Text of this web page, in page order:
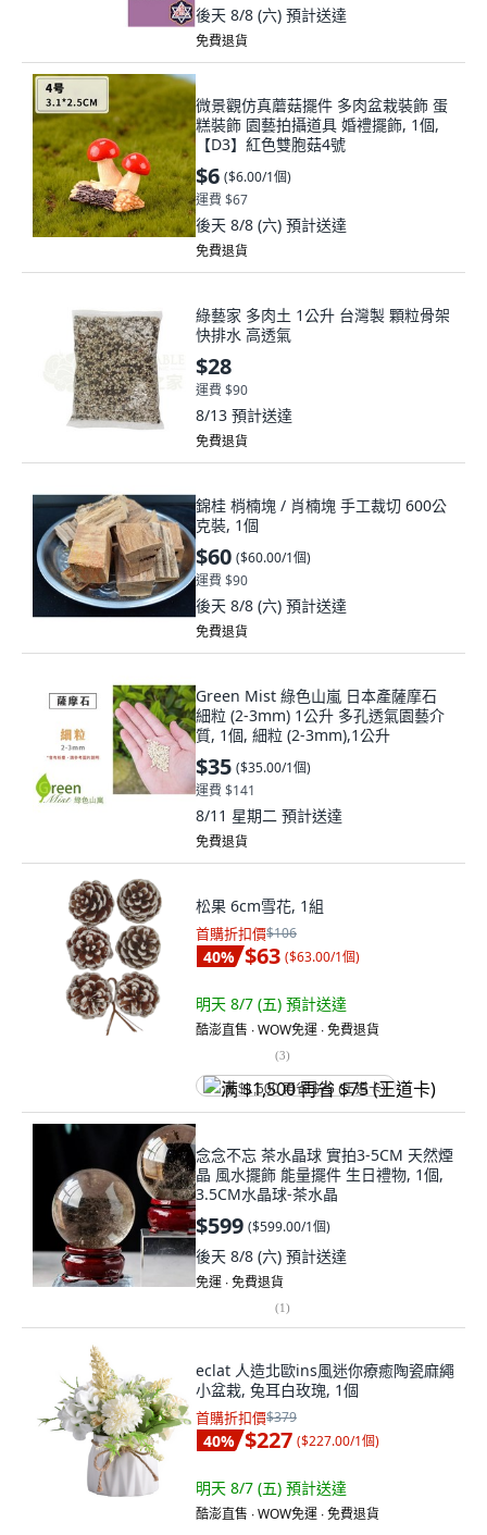
後天 8/8 (六) 預計送達
免費退貨
微景觀仿真蘑菇擺件 多肉盆栽裝飾 蛋
糕裝飾 園藝拍攝道具 婚禮擺飾, 1個,
【D3】紅色雙胞菇4號
$6 ($6.00/1個)
運費 $67
後天 8/8 (六) 預計送達
免費退貨
綠藝家 多肉土 1公升 台灣製 顆粒骨架
快排水 高透氣
$28
運費 $90
8/13 預計送達
免費退貨
錦桂 梢楠塊 / 肖楠塊 手工裁切 600公
克裝, 1個
$60 ($60.00/1個)
運費 $90
後天 8/8 (六) 預計送達
免費退貨
Green Mist 綠色山嵐 日本產薩摩石
細粒 (2-3mm) 1公升 多孔透氣園藝介
質, 1個, 細粒 (2-3mm),1公升
$35 ($35.00/1個)
運費 $141
8/11 星期二 預計送達
免費退貨
松果 6cm雪花, 1組
首購折扣價$106
40% $63 ($63.00/1個)
明天 8/7 (五) 預計送達
酷澎直售 ∙ WOW免運 ∙ 免費退貨
(3)
满 $1,500 再省 $75 (王道卡)
念念不忘 茶水晶球 實拍3-5CM 天然煙
晶 風水擺飾 能量擺件 生日禮物, 1個,
3.5CM水晶球-茶水晶
$599 ($599.00/1個)
後天 8/8 (六) 預計送達
免運 ∙ 免費退貨
(1)
eclat 人造北歐ins風迷你療癒陶瓷麻繩
小盆栽, 兔耳白玫瑰, 1個
首購折扣價$379
40% $227 ($227.00/1個)
明天 8/7 (五) 預計送達
酷澎直售 ∙ WOW免運 ∙ 免費退貨